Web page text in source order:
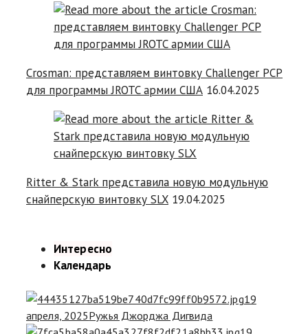
Crosman: представляем винтовку Challenger PCP
для программы JROTC армии США 16.04.2025
Ritter & Stark представила новую модульную
снайперскую винтовку SLX 19.04.2025
Интересно
Календарь
19
апреля, 2025Ружья Джорджа Дигвида